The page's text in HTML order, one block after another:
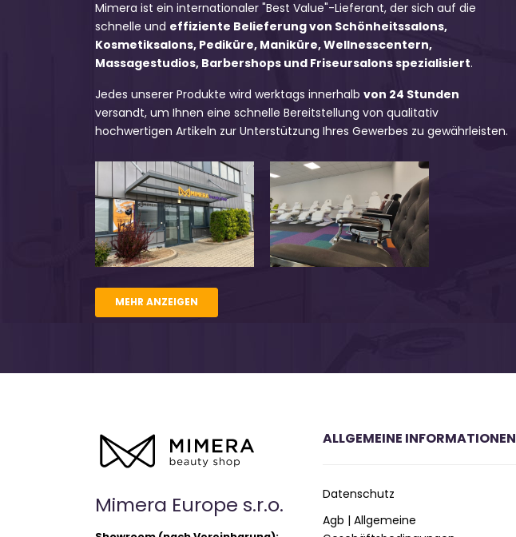
Mimera ist ein internationaler "Best Value"-Lieferant, der sich auf die
schnelle und effiziente Belieferung von Schönheitssalons,
Kosmetiksalons, Pediküre, Maniküre, Wellnesscentern,
Massagestudios, Barbershops und Friseursalons spezialisiert.
Jedes unserer Produkte wird werktags innerhalbvon 24 Stunden
versandt, um Ihnen eine schnelle Bereitstellung von qualitativ
hochwertigen Artikeln zur Unterstützung Ihres Gewerbes zu gewährleisten.
MEHR ANZEIGEN
Mimera Europe s.r.o.
ALLGEMEINE INFORMATIONEN
Datenschutz
Agb | Allgemeine